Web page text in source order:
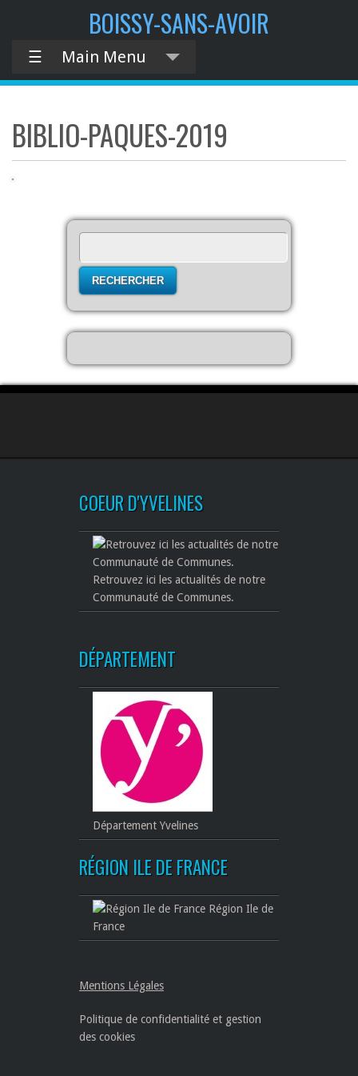
BOISSY-SANS-AVOIR
☰ Main Menu
BIBLIO-PAQUES-2019
COEUR D'YVELINES
Retrouvez ici les actualités de notre
Communauté de Communes.
DÉPARTEMENT
Département Yvelines
RÉGION ILE DE FRANCE
Région Ile de
France
Mentions Légales
Politique de confidentialité et gestion
des cookies